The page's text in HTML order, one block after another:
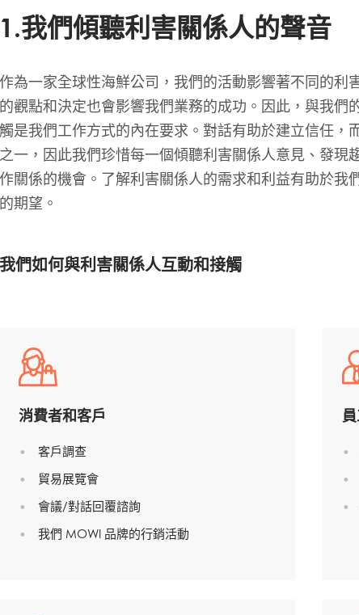
1.我們傾聽利害關係人的聲音
作為一家全球性海鮮公司，我們的活動影響著不同的利
的觀點和決定也會影響我們業務的成功。因此，與我們
觸是我們工作方式的內在要求。對話有助於建立信任，
之一，因此我們珍惜每一個傾聽利害關係人意見、發現
作關係的機會。了解利害關係人的需求和利益有助於我
的期望。
我們如何與利害關係人互動和接​​觸
消費者和客戶
客戶調查
貿易展覽會
會議/對話回覆諮詢
我們 MOWI 品牌的行銷活動